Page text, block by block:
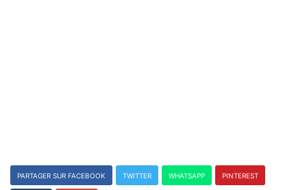
PARTAGER SUR FACEBOOK TWITTER WHATSAPP PINTEREST